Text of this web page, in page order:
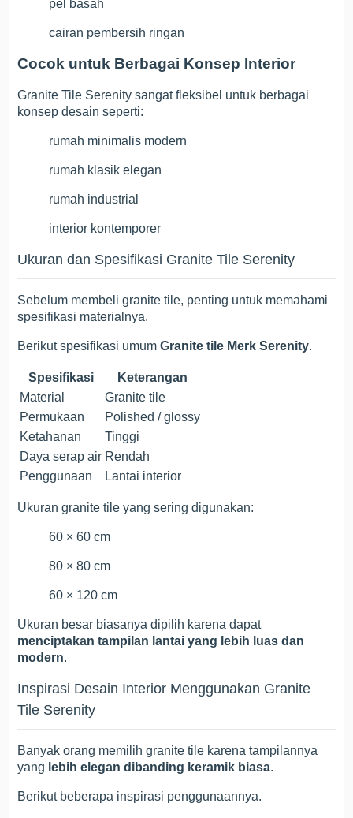
pel basah
cairan pembersih ringan
Cocok untuk Berbagai Konsep Interior
Granite Tile Serenity sangat fleksibel untuk berbagai
konsep desain seperti:
rumah minimalis modern
rumah klasik elegan
rumah industrial
interior kontemporer
Ukuran dan Spesifikasi Granite Tile Serenity
Sebelum membeli granite tile, penting untuk memahami
spesifikasi materialnya.
Berikut spesifikasi umumGranite tile Merk Serenity.
Spesifikasi
Keterangan
Material
Granite tile
Permukaan
Polished / glossy
Ketahanan
Tinggi
Daya serap air Rendah
Penggunaan
Lantai interior
Ukuran granite tile yang sering digunakan:
60 × 60 cm
80 × 80 cm
60 × 120 cm
Ukuran besar biasanya dipilih karena dapat
menciptakan tampilan lantai yang lebih luas dan
modern.
Inspirasi Desain Interior Menggunakan Granite
Tile Serenity
Banyak orang memilih granite tile karena tampilannya
yang lebih elegan dibanding keramik biasa.
Berikut beberapa inspirasi penggunaannya.